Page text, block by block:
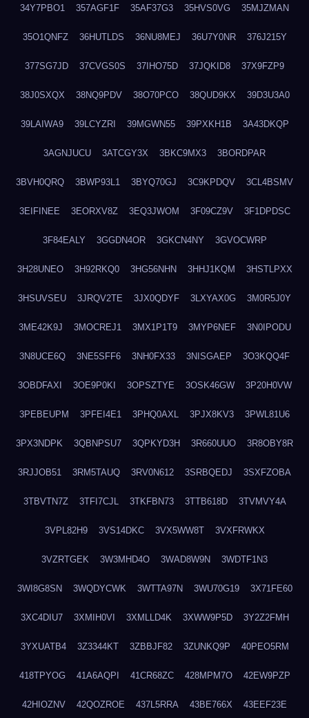
34Y7PBO1 357AGF1F 35AF37G3 35HVS0VG 35MJZMAN
35O1QNFZ 36HUTLDS 36NU8MEJ 36U7Y0NR 376J215Y
377SG7JD 37CVGS0S 37IHO75D 37JQKID8 37X9FZP9
38J0SXQX 38NQ9PDV 38O70PCO 38QUD9KX 39D3U3A0
39LAIWA9 39LCYZRI 39MGWN55 39PXKH1B 3A43DKQP
3AGNJUCU 3ATCGY3X 3BKC9MX3 3BORDPAR
3BVH0QRQ 3BWP93L1 3BYQ70GJ 3C9KPDQV 3CL4BSMV
3EIFINEE 3EORXV8Z 3EQ3JWOM 3F09CZ9V 3F1DPDSC
3F84EALY 3GGDN4OR 3GKCN4NY 3GVOCWRP
3H28UNEO 3H92RKQ0 3HG56NHN 3HHJ1KQM 3HSTLPXX
3HSUVSEU 3JRQV2TE 3JX0QDYF 3LXYAX0G 3M0R5J0Y
3ME42K9J 3MOCREJ1 3MX1P1T9 3MYP6NEF 3N0IPODU
3N8UCE6Q 3NE5SFF6 3NH0FX33 3NISGAEP 3O3KQQ4F
3OBDFAXI 3OE9P0KI 3OPSZTYE 3OSK46GW 3P20H0VW
3PEBEUPM 3PFEI4E1 3PHQ0AXL 3PJX8KV3 3PWL81U6
3PX3NDPK 3QBNPSU7 3QPKYD3H 3R660UUO 3R8OBY8R
3RJJOB51 3RM5TAUQ 3RV0N612 3SRBQEDJ 3SXFZOBA
3TBVTN7Z 3TFI7CJL 3TKFBN73 3TTB618D 3TVMVY4A
3VPL82H9 3VS14DKC 3VX5WW8T 3VXFRWKX
3VZRTGEK 3W3MHD4O 3WAD8W9N 3WDTF1N3
3WI8G8SN 3WQDYCWK 3WTTA97N 3WU70G19 3X71FE60
3XC4DIU7 3XMIH0VI 3XMLLD4K 3XWW9P5D 3Y2Z2FMH
3YXUATB4 3Z3344KT 3ZBBJF82 3ZUNKQ9P 40PEO5RM
418TPYOG 41A6AQPI 41CR68ZC 428MPM7O 42EW9PZP
42HIOZNV 42QOZROE 437L5RRA 43BE766X 43EEF23E